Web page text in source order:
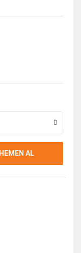
HEMEN AL